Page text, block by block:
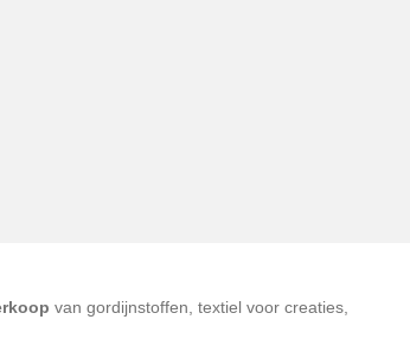
van gordijnstoffen, textiel voor creaties,